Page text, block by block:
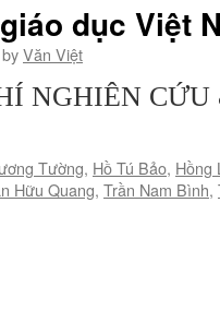
dục Việt
byVăn Việt
NGHIÊN
Tường, Hồ Tú Bảo, Hồng
Hữu Quang, Trần Nam Bình,